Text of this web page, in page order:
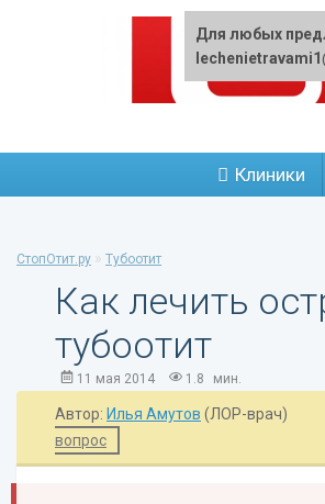
Клиники
СтопОтит.ру » Тубоотит
Как лечить
тубоотит
11 мая 2014 1.8 мин.
Автор: Илья Амутов (ЛОР-врач)
вопрос
Для любых